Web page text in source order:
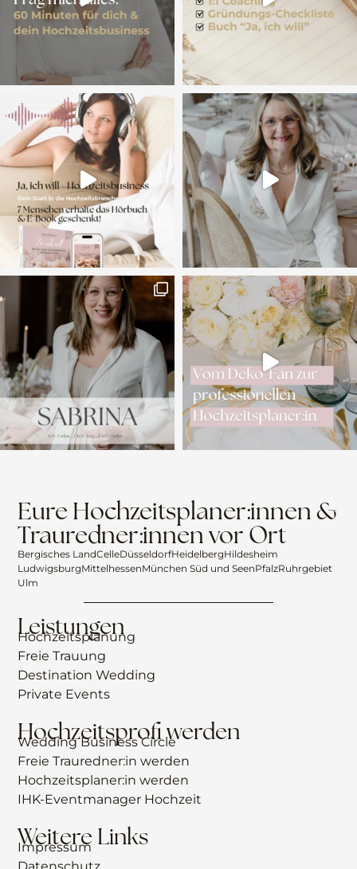
Eure Hochzeitsplaner:innen &
Trauredner:innen vor Ort
Bergisches LandCelleDüsseldorfHeidelbergHildesheim
LudwigsburgMittelhessenMünchen Süd und SeenPfalzRuhrgebiet
Ulm
Leistungen
Hochzeitsplanung
Freie Trauung
Destination Wedding
Private Events
Hochzeitsprofi werden
Wedding Business Circle
Freie Trauredner:in werden
Hochzeitsplaner:in werden
IHK-Eventmanager Hochzeit
Weitere Links
Impressum
Datenschutz